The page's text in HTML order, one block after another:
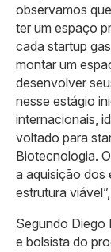
observamos
ter um espaço
cada startup
montar um
desenvolver
nesse estágio
internacionais,
voltado para
Biotecnologia.
a aquisição dos
estrutura
Segundo Diego
e bolsista do